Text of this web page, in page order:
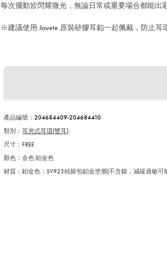
每次擺動皆閃耀微光，無論日常或重要場合都能出彩
※建議使用 Jouete 原裝矽膠耳釦一起佩戴，防止耳
產品編號 ：204684409-204684410
類別：耳夾式耳環(雙耳)
尺寸：FREE
顏色：金色 鉑金色
材質：鉑金色：SV925純銀包鉑金塗層(不含鎳，減緩過敏